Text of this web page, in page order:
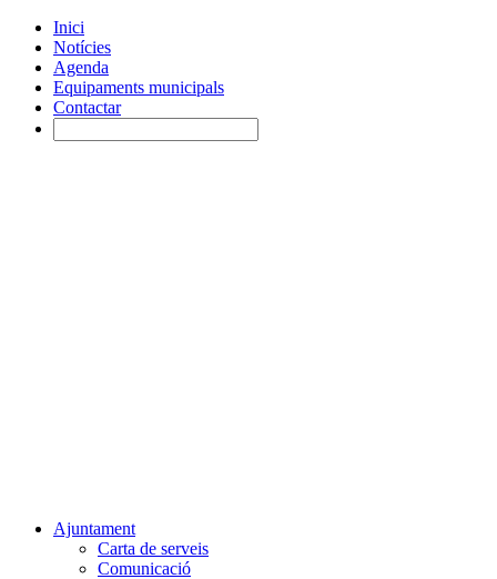
Inici
Notícies
Agenda
Equipaments municipals
Contactar
Ajuntament
Carta de serveis
Comunicació